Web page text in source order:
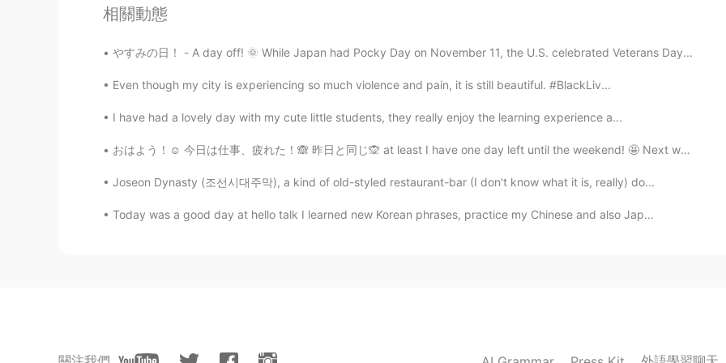
JP
Justin 2021.03.02 16:19
YK 2021.03.02 14:31
It's a dreamy place!! I've loved games since I was a kid,but I haven't been there. There
相關動態
やすみの日！ - A day off! 🌞 While Japan had Pocky Day on November 11, the U.S. celebrated Veterans Day...
Even though my city is experiencing so much violence and pain, it is still beautiful. #BlackLiv...
I have had a lovely day with my cute little students, they really enjoy the learning experience a...
おはよう！☺️ 今日は仕事、疲れた！🙈 昨日と同じ🙊 at least I have one day left until the weekend! 🤩 Next week at work, ...
Joseon Dynasty (조선시대주막), a kind of old-styled restaurant-bar (I don't know what it is, really) do...
Today was a good day at hello talk I learned new Korean phrases, practice my Chinese and also Jap...